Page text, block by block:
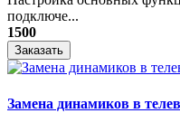
подключе...
1500
Заказать
Замена динамиков в